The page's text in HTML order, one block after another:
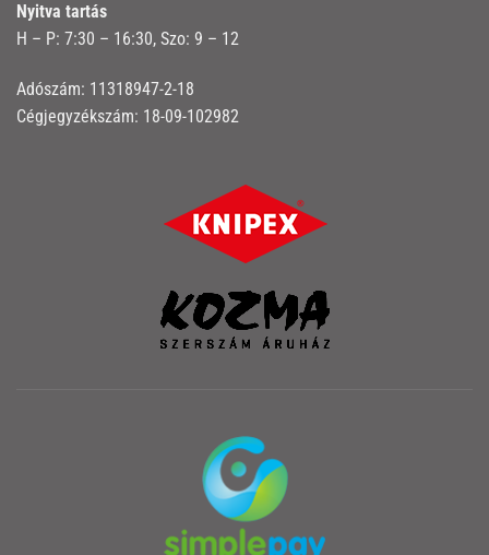
Nyitva tartás
H – P: 7:30 – 16:30, Szo: 9 – 12
Adószám: 11318947-2-18
Cégjegyzékszám: 18-09-102982